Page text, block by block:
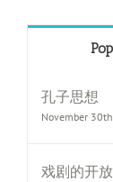
孔子思想
November
戏剧的开